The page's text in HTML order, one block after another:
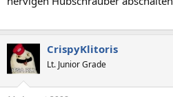
CrispyKlitoris
Lt. Junior Grade